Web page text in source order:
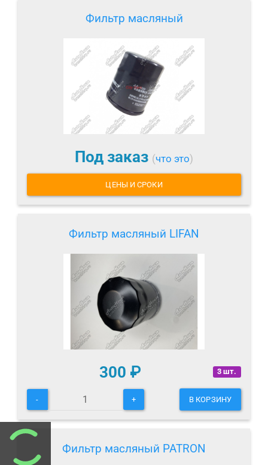
Фильтр масляный
Под заказ (что это)
ЦЕНЫ И СРОКИ
Фильтр масляный LIFAN
3 шт.
300 ₽
- + В КОРЗИНУ
Фильтр масляный PATRON